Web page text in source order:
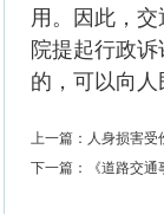
用。因此，
院提起行政
的，可以向
上一篇： 人身损害
下一篇：
《道路交